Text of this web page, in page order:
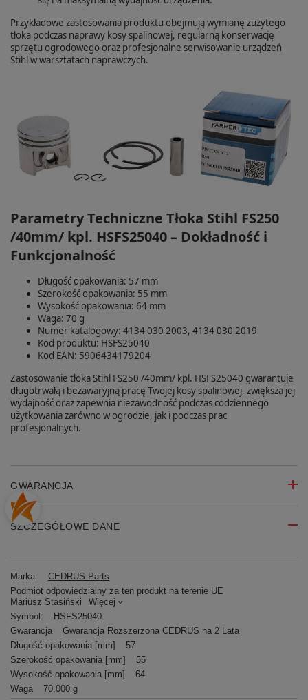
Przykładowe zastosowania produktu obejmują wymianę zużytego
tłoka podczas naprawy kosy spalinowej, regularną konserwację
sprzętu ogrodowego oraz profesjonalne serwisowanie urządzeń
Stihl w warsztatach naprawczych.
Parametry Techniczne Tłoka Stihl FS250
/40mm/ kpl. HSFS25040 – Dokładność i
Funkcjonalność
Długość opakowania: 57 mm
Szerokość opakowania: 55 mm
Wysokość opakowania: 64 mm
Waga: 70 g
Numer katalogowy: 4134 030 2003, 4134 030 2019
Kod produktu: HSFS25040
Kod EAN: 5906434179204
Zastosowanie tłoka Stihl FS250 /40mm/ kpl. HSFS25040 gwarantuje
długotrwałą i bezawaryjną pracę Twojej kosy spalinowej, zwiększa jej
wydajność oraz zapewnia niezawodność podczas codziennego
użytkowania zarówno w ogrodzie, jak i podczas prac
profesjonalnych.
GWARANCJA
SZCZEGÓŁOWE DANE
Marka:
CEDRUS Parts
Podmiot odpowiedzialny za ten produkt na terenie UE
Mariusz Stasiński
Więcej
Symbol:
HSFS25040
Gwarancja
Gwarancja Rozszerzona CEDRUS na 2 Lata
Długość opakowania [mm]
57
Szerokość opakowania [mm]
55
Wysokość opakowania [mm]
64
Waga
70.000 g